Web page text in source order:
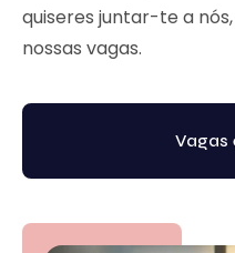
quiseres juntar-te a
nossas vagas.
Vagas